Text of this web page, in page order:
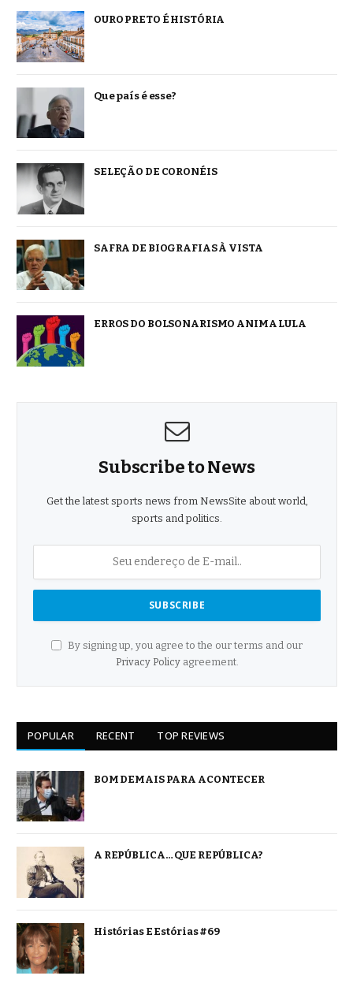
OURO PRETO É HISTÓRIA
Que país é esse?
SELEÇÃO DE CORONÉIS
SAFRA DE BIOGRAFIAS À VISTA
ERROS DO BOLSONARISMO ANIMA LULA
Subscribe to News
Get the latest sports news from NewsSite about world,
sports and politics.
By signing up, you agree to the our terms and our
Privacy Policyagreement.
POPULAR RECENT TOP REVIEWS
BOM DEMAIS PARA ACONTECER
A REPÚBLICA… QUE REPÚBLICA?
Histórias E Estórias #69